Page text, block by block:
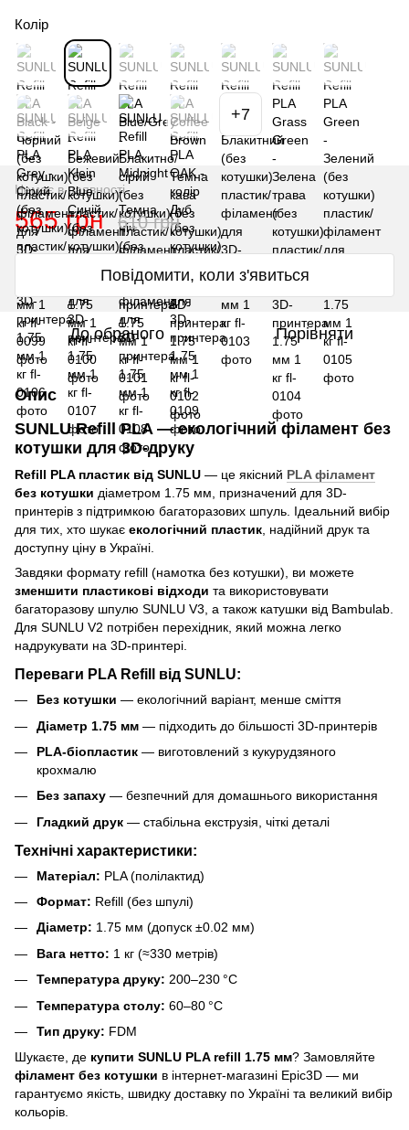
Колір
+7
Немає в наявності
565 грн 610 грн
Повідомити, коли з'явиться
До обраного Порівняти
Опис
SUNLU Refill PLA — екологічний філамент без
котушки для 3D-друку
Refill PLA пластик від SUNLU — це якісний PLA філамент
без котушки діаметром 1.75 мм, призначений для 3D-
принтерів з підтримкою багаторазових шпуль. Ідеальний вибір
для тих, хто шукає екологічний пластик, надійний друк та
доступну ціну в Україні.
Завдяки формату refill (намотка без котушки), ви можете
зменшити пластикові відходи та використовувати
багаторазову шпулю SUNLU V3, а також катушки від Bambulab.
Для SUNLU V2 потрібен перехідник, який можна легко
надрукувати на 3D-принтері.
Переваги PLA Refill від SUNLU:
Без котушки — екологічний варіант, менше сміття
Діаметр 1.75 мм — підходить до більшості 3D-принтерів
PLA-біопластик — виготовлений з кукурудзяного
крохмалю
Без запаху — безпечний для домашнього використання
Гладкий друк — стабільна екструзія, чіткі деталі
Технічні характеристики:
Матеріал: PLA (полілактид)
Формат: Refill (без шпулі)
Діаметр: 1.75 мм (допуск ±0.02 мм)
Вага нетто: 1 кг (≈330 метрів)
Температура друку: 200–230 °C
Температура столу: 60–80 °C
Тип друку: FDM
Шукаєте, де купити SUNLU PLA refill 1.75 мм? Замовляйте
філамент без котушки в інтернет-магазині Epic3D — ми
гарантуємо якість, швидку доставку по Україні та великий вибір
кольорів.